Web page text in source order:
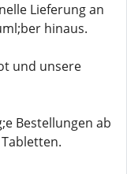
Lieferung an
hinaus.
und unsere
Bestellungen ab